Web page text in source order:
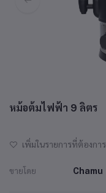
หม้อต้มไฟฟ้า 9 ลิตร
เพิ่มในรายการที่ต้องการ
ขายโดย Chamu